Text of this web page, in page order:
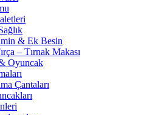
& Ek Besin
– Tırnak Makası
Oyuncak
Çantaları